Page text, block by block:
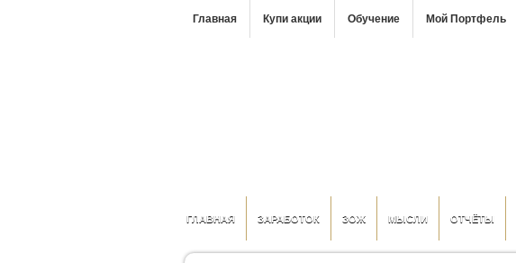
Главная Купи акции Обучение Мой Портфель
ГЛАВНАЯ ЗАРАБОТОК ЗОЖ МЫСЛИ ОТЧЁТЫ